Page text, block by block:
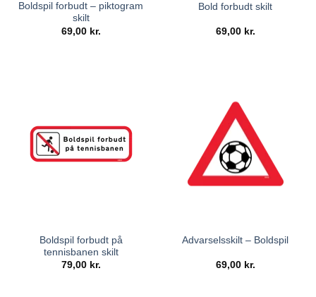
Boldspil forbudt – piktogram
skilt
69,00 kr.
Bold forbudt skilt
69,00 kr.
Boldspil forbudt på
tennisbanen skilt
79,00 kr.
Advarselsskilt – Boldspil
69,00 kr.